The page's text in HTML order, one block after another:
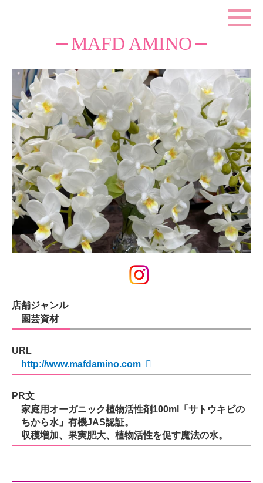
MAFD AMINO
店舗ジャンル
園芸資材
URL
http://www.mafdamino.com
PR文
家庭用オーガニック植物活性剤100ml「サトウキビの
ちから水」有機JAS認証。
収穫増加、果実肥大、植物活性を促す魔法の水。